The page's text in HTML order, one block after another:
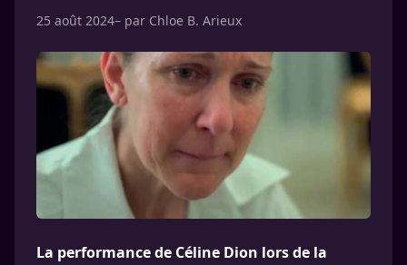
25 août 2024– par Chloe B. Arieux
La performance de Céline Dion lors de la